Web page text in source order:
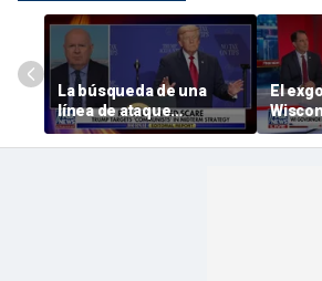
La búsqueda de una
línea de ataque
socialista por parte de «
GOP »
El
auge